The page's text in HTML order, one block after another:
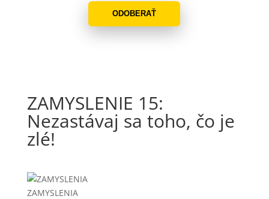
ODOBERAŤ
ZAMYSLENIE 15:
Nezastávaj sa toho, čo je
zlé!
ZAMYSLENIA